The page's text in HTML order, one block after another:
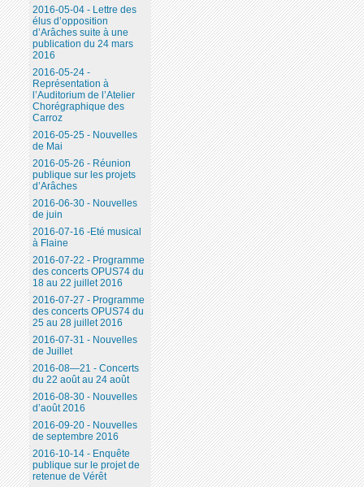
2016-05-04 - Lettre des
élus d’opposition
d’Arâches suite à une
publication du 24 mars
2016
2016-05-24 -
Représentation à
l’Auditorium de l’Atelier
Chorégraphique des
Carroz
2016-05-25 - Nouvelles
de Mai
2016-05-26 - Réunion
publique sur les projets
d’Arâches
2016-06-30 - Nouvelles
de juin
2016-07-16 -Eté musical
à Flaine
2016-07-22 - Programme
des concerts OPUS74 du
18 au 22 juillet 2016
2016-07-27 - Programme
des concerts OPUS74 du
25 au 28 juillet 2016
2016-07-31 - Nouvelles
de Juillet
2016-08—21 - Concerts
du 22 août au 24 août
2016-08-30 - Nouvelles
d’août 2016
2016-09-20 - Nouvelles
de septembre 2016
2016-10-14 - Enquête
publique sur le projet de
retenue de Vérêt